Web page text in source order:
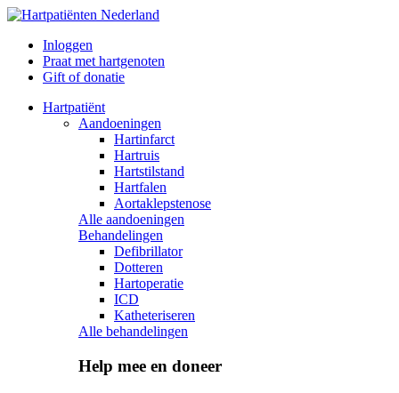
Inloggen
Praat met hartgenoten
Gift of donatie
Hartpatiënt
Aandoeningen
Hartinfarct
Hartruis
Hartstilstand
Hartfalen
Aortaklepstenose
Alle aandoeningen
Behandelingen
Defibrillator
Dotteren
Hartoperatie
ICD
Katheteriseren
Alle behandelingen
Help mee en doneer